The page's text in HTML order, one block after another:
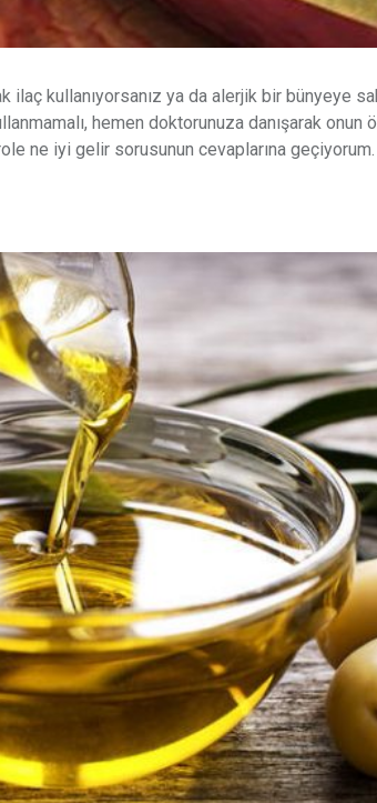
kullanıyorsanız ya da alerjik bir bünyeye
hemen doktorunuza danışarak
ne iyi gelir sorusunun cevaplarına geçiyorum.